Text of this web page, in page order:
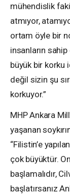
mühendislik
atmıyor,
ortam öyle bir
insanların sahip
büyük bir korku
değil sizin şu
korkuyor.”
MHP Ankara
yaşanan
“Filistin’e
çok büyüktür.
başlamalıdır,
başlatırsanız